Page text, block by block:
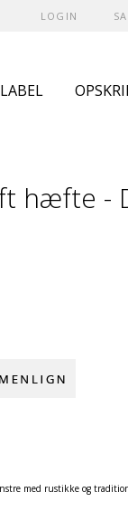
LOGIN
hæfte -
med rustikke og